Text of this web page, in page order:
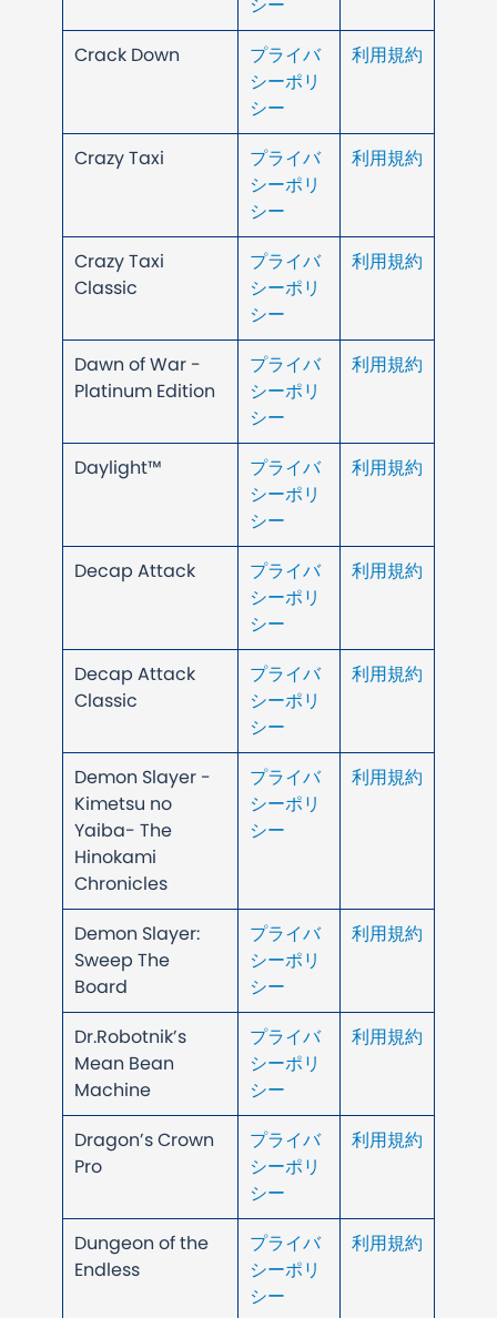
Crack Down
プライバ
シーポリ
シー
利用規約
Crazy Taxi
プライバ
シーポリ
シー
利用規約
Crazy Taxi
Classic
プライバ
シーポリ
シー
利用規約
Dawn of War -
Platinum Edition
プライバ
シーポリ
シー
利用規約
Daylight™
プライバ
シーポリ
シー
利用規約
Decap Attack
プライバ
シーポリ
シー
利用規約
Decap Attack
Classic
プライバ
シーポリ
シー
利用規約
Demon Slayer -
Kimetsu no
Yaiba- The
Hinokami
Chronicles
プライバ
シーポリ
シー
利用規約
Demon Slayer:
Sweep The
Board
プライバ
シーポリ
シー
利用規約
Dr.Robotnik’s
Mean Bean
Machine
プライバ
シーポリ
シー
利用規約
Dragon’s Crown
Pro
プライバ
シーポリ
シー
利用規約
Dungeon of the
Endless
プライバ
シーポリ
シー
利用規約